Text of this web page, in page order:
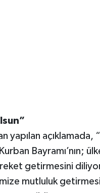
yapılan açıklamada,
Bayramı’nın;
getirmesini
mutluluk getirmesi